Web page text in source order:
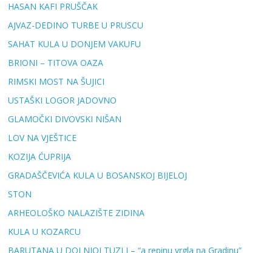
HASAN KAFI PRUŠČAK
AJVAZ-DEDINO TURBE U PRUSCU
SAHAT KULA U DONJEM VAKUFU
BRIONI – TITOVA OAZA
RIMSKI MOST NA ŠUJICI
USTAŠKI LOGOR JADOVNO
GLAMOČKI DIVOVSKI NIŠAN
LOV NA VJEŠTICE
KOZIJA ĆUPRIJA
GRADAŠČEVIĆA KULA U BOSANSKOJ BIJELOJ
STON
ARHEOLOŠKO NALAZIŠTE ZIDINA
KULA U KOZARCU
BARUTANA U DOLNJOJ TUZLI – “a repinu vrgla na Gradinu”